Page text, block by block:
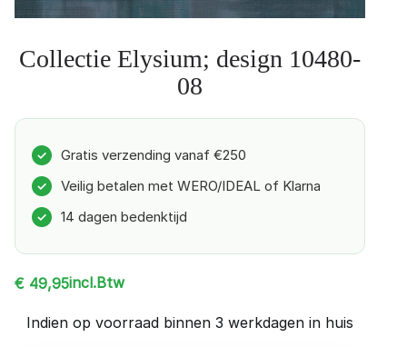
Collectie Elysium; design 10480-
08
✓ Gratis verzending vanaf €250
✓ Veilig betalen met WERO/IDEAL of Klarna
✓ 14 dagen bedenktijd
€ 49,95incl.Btw
Indien op voorraad binnen 3 werkdagen in huis